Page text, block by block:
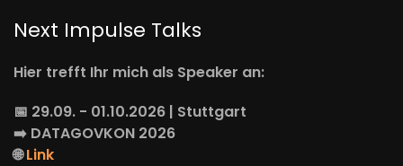
Next Impulse Talks
Hier trefft Ihr mich als Speaker an:
📅 29.09. - 01.10.2026 | Stuttgart
➡️ DATAGOVKON 2026
🌐Link